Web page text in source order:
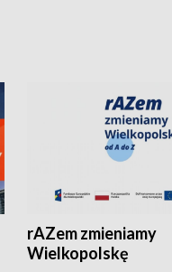
rAZem zmieniamy
Wielkopolskę